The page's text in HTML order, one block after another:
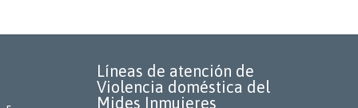
Líneas de atención de
Violencia doméstica del
Mides Inmujeres